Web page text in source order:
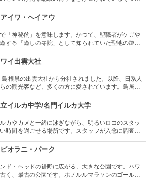
アートを楽しめるコーヒーメニューも充実。旅行の合
一息つける場所です。
イワ・ヘイアウ
「神秘的」を意味します。かつて、聖職者がケガや
する「癒しの寺院」として知られていた聖地の跡地
の憩いの場所になっています。
イ出雲大社
島根県の出雲大社から分社されました。以降、日系人
の観光客など、多くの方に愛されています。鳥居や
日本とハワイで2度お祈りされたお守りも好評です。
イルカ中学/名門イルカ大学
カやカメと一緒に泳ぎながら、明るいロコのスタッ
時間を過ごせる場所です。スタッフが入念に調査す
どの“授業”もあります。“卒業”時の達成感は一緒の思い
うですね。
オラニ・パーク
ド・ヘッドの裾野に広がる、大きな公園です。ハワ
く、最古の公園です。ホノルルマラソンのゴール地